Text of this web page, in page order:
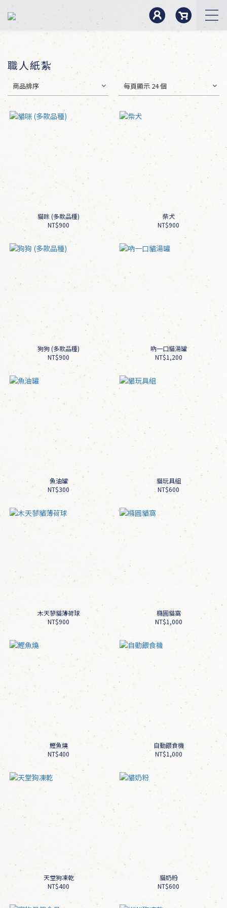
職人紙紮
商品排序 每頁顯示 24 個
貓咪 (多款品種)
NT$900
柴犬
NT$900
狗狗 (多款品種)
NT$900
吶一口貓湯罐
NT$1,200
魚油罐
NT$300
貓玩具組
NT$600
木天蓼貓薄荷球
NT$900
橢圓貓窩
NT$1,000
鰹魚燒
NT$400
自動餵食機
NT$1,000
天堂狗凍乾
NT$400
貓奶粉
NT$600